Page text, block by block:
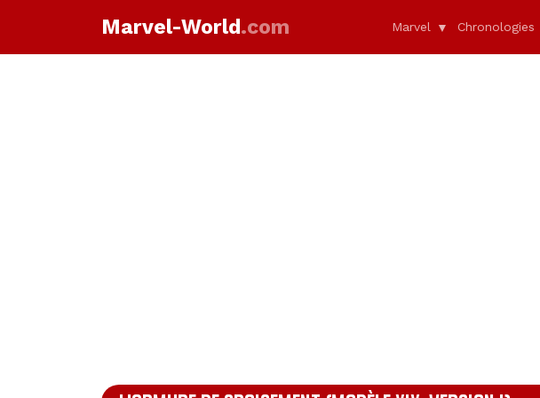
Marvel-World.com Marvel Chronologies